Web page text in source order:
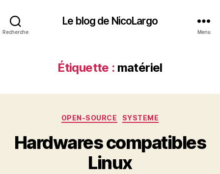
Recherche
Le blog de NicoLargo
Menu
Étiquette : matériel
Catégories
OPEN-SOURCE SYSTEME
Hardwares compatibles
Linux